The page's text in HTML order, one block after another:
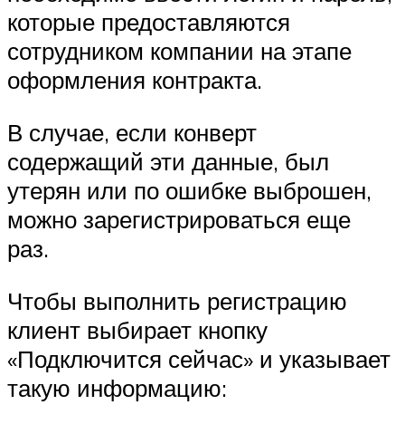
которые предоставляются
сотрудником компании на этапе
оформления контракта.
В случае, если конверт
содержащий эти данные, был
утерян или по ошибке выброшен,
можно зарегистрироваться еще
раз.
Чтобы выполнить регистрацию
клиент выбирает кнопку
«Подключится сейчас» и указывает
такую информацию: